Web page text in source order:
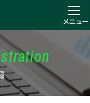
メニュー